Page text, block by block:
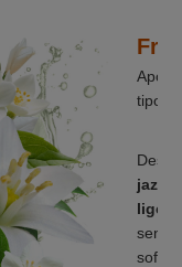
tipo